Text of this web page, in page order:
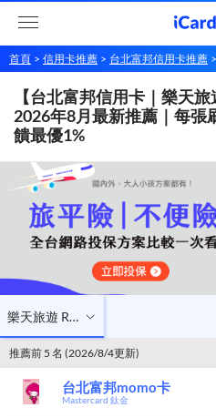
樂天旅遊 Rakuten Travel
首頁 信用卡推薦 台北富邦信用卡推薦
【台北富邦信用卡｜樂天旅
2026年8月最新推薦｜每張
饋最優1%
樂天旅遊 Rakuten Travel
推薦前 5 名 (2026/8/4更新)
台北富邦momo卡
Mastercard 鈦金